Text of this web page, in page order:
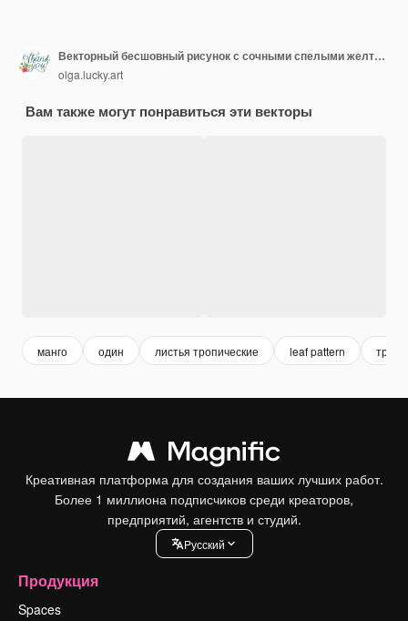
Векторный бесшовный рисунок с сочными спелыми желтыми манго
olga.lucky.art
Вам также могут понравиться эти векторы
манго один листья тропические leaf pattern
Креативная платформа для создания ваших лучших работ.
Более 1 миллиона подписчиков среди креаторов,
предприятий, агентств и студий.
Pусский
Продукция
Spaces